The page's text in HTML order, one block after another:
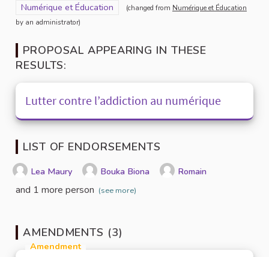
Filter results for scope: Numérique et Éducation
Numérique et Éducation (changed from Numérique et Éducation
by an administrator)
PROPOSAL APPEARING IN THESE
RESULTS:
Lutter contre l’addiction au numérique
LIST OF ENDORSEMENTS
Lea Maury Bouka Biona Romain
and 1 more person (see more)
AMENDMENTS (3)
Amendment